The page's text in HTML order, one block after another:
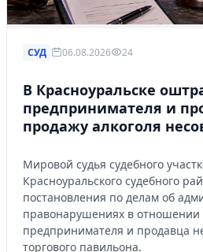
СУД 06.08.2026 24
В Красноуральске
предпринимателя и
продажу алкоголя
Мировой судья судебного
Красноуральского судебного
постановления по делам об
правонарушениях в отношении
предпринимателя и продавца
торгового павильона.